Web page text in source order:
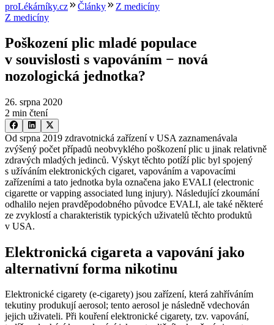
proLékárníky.cz Články
Z medicíny
Z medicíny
Poškození plic mladé populace
v souvislosti s vapováním −⁠ nová
nozologická jednotka?
26. srpna 2020
2 min čtení
Od srpna 2019 zdravotnická zařízení v USA zaznamenávala
zvýšený počet případů neobvyklého poškození plic u jinak relativně
zdravých mladých jedinců. Výskyt těchto potíží plic byl spojený
s užíváním elektronických cigaret, vapováním a vapovacími
zařízeními a tato jednotka byla označena jako EVALI (electronic
cigarette or vapping associated lung injury). Následující zkoumání
odhalilo nejen pravděpodobného původce EVALI, ale také některé
ze zvyklostí a charakteristik typických uživatelů těchto produktů
v USA.
Elektronická cigareta a vapování jako
alternativní forma nikotinu
Elektronické cigarety (e-cigarety) jsou zařízení, která zahříváním
tekutiny produkují aerosol; tento aerosol je následně vdechován
jejich uživateli. Při kouření elektronické cigarety, tzv. vapování,